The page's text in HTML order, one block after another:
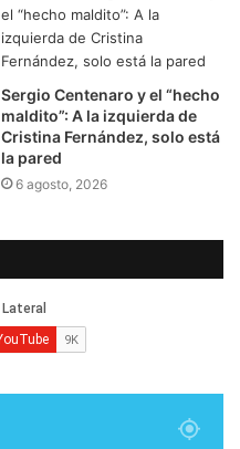
Sergio Centenaro y el “hecho
maldito”: A la izquierda de
Cristina Fernández, solo está
la pared
6 agosto, 2026